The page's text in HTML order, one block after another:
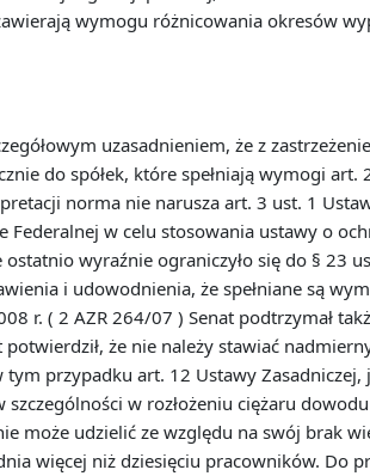
wymogu różnicowania okresów
uzasadnieniem, że z
do spółek, które spełniają wymogi art.
norma nie narusza art. 3 ust. 1
Federalnej w celu stosowania ustawy o
wyraźnie ograniczyło się do § 23
i udowodnienia, że ​​spełniane są
r. ( 2 AZR 264/07 ) Senat podtrzymał
że nie należy stawiać
przypadku art. 12 Ustawy Zasadniczej,
w rozłożeniu ciężaru
może udzielić ze względu na swój brak
więcej niż dziesięciu pracowników. Do